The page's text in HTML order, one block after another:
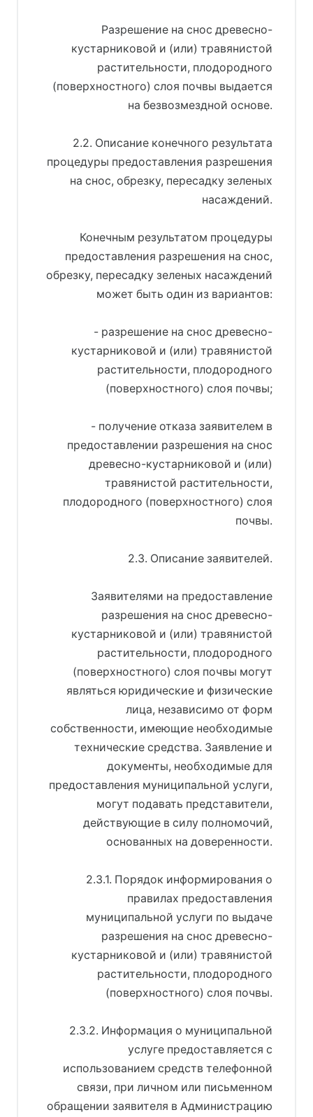
Разрешение на снос древесно-
кустарниковой и (или) травянистой
растительности, плодородного
(поверхностного) слоя почвы выдается
на безвозмездной основе.
2.2. Описание конечного результата
процедуры предоставления разрешения
на снос, обрезку, пересадку зеленых
насаждений.
Конечным результатом процедуры
предоставления разрешения на снос,
обрезку, пересадку зеленых насаждений
может быть один из вариантов:
- разрешение на снос древесно-
кустарниковой и (или) травянистой
растительности, плодородного
(поверхностного) слоя почвы;
- получение отказа заявителем в
предоставлении разрешения на снос
древесно-кустарниковой и (или)
травянистой растительности,
плодородного (поверхностного) слоя
почвы.
2.3. Описание заявителей.
Заявителями на предоставление
разрешения на снос древесно-
кустарниковой и (или) травянистой
растительности, плодородного
(поверхностного) слоя почвы могут
являться юридические и физические
лица, независимо от форм
собственности, имеющие необходимые
технические средства. Заявление и
документы, необходимые для
предоставления муниципальной услуги,
могут подавать представители,
действующие в силу полномочий,
основанных на доверенности.
2.3.1. Порядок информирования о
правилах предоставления
муниципальной услуги по выдаче
разрешения на снос древесно-
кустарниковой и (или) травянистой
растительности, плодородного
(поверхностного) слоя почвы.
2.3.2. Информация о муниципальной
услуге предоставляется с
использованием средств телефонной
связи, при личном или письменном
обращении заявителя в Администрацию